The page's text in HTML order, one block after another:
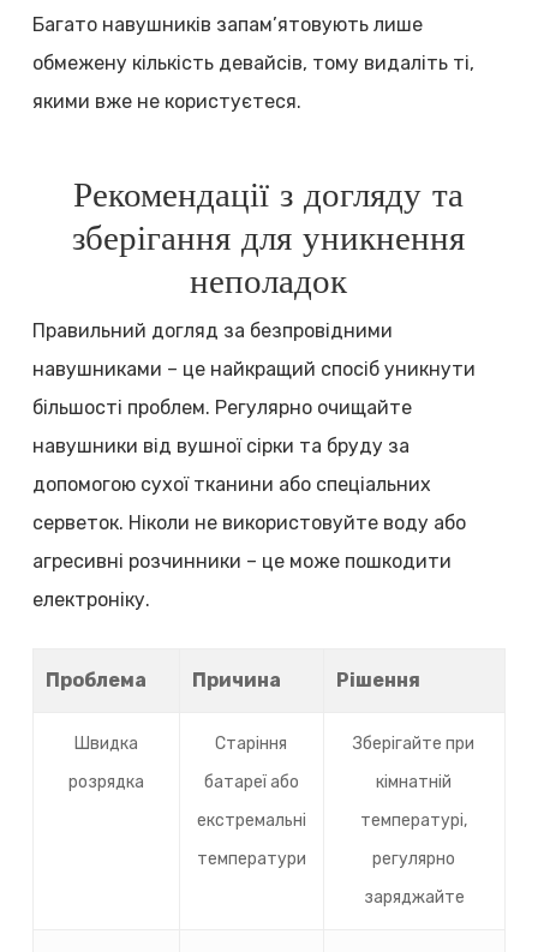
Багато навушників запам’ятовують лише
обмежену кількість девайсів, тому видаліть ті,
якими вже не користуєтеся.
Рекомендації з догляду та
зберігання для уникнення
неполадок
Правильний догляд за безпровідними
навушниками – це найкращий спосіб уникнути
більшості проблем. Регулярно очищайте
навушники від вушної сірки та бруду за
допомогою сухої тканини або спеціальних
серветок. Ніколи не використовуйте воду або
агресивні розчинники – це може пошкодити
електроніку.
Проблема Причина Рішення
Швидка
розрядка
Старіння
батареї або
екстремальні
температури
Зберігайте при
кімнатній
температурі,
регулярно
заряджайте